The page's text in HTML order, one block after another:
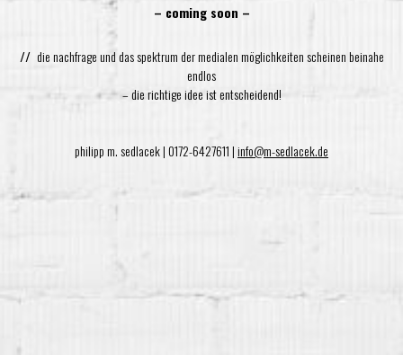
– coming soon –
// die nachfrage und das spektrum der medialen möglichkeiten scheinen beinahe
endlos
– die richtige idee ist entscheidend!
philipp m. sedlacek | 0172-6427611 |info@m-sedlacek.de